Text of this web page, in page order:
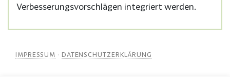
Verbesserungsvorschlägen integriert werden.
IMPRESSUM · DATENSCHUTZERKLÄRUNG